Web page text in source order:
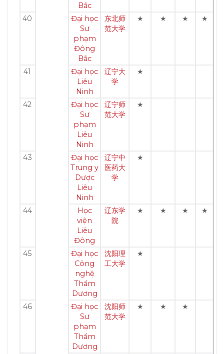
Bắc
40
Đại học
Sư
phạm
Đông
Bắc
东北师
范大学
★ ★ ★ ★
41
Đại học
Liêu
Ninh
辽宁大
学
★
42
Đại học
Sư
phạm
Liêu
Ninh
辽宁师
范大学
★
43
Đại học
Trung y
Dược
Liêu
Ninh
辽宁中
医药大
学
★
44
Học
viện
Liêu
Đông
辽东学
院
★ ★ ★ ★
45
Đại học
Công
nghệ
Thẩm
Dương
沈阳理
工大学
★
46
Đại học
Sư
phạm
Thẩm
Dương
沈阳师
范大学
★ ★ ★